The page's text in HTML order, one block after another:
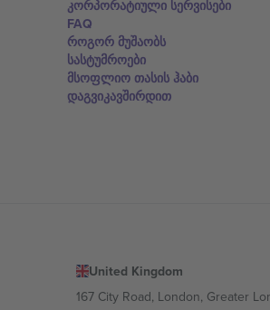
კორპორატიული სერვისები
FAQ
როგორ მუშაობს
სასტუმროები
მსოფლიო თასის ჰაბი
დაგვიკავშირდით
United Kingdom
167 City Road, London, Greater